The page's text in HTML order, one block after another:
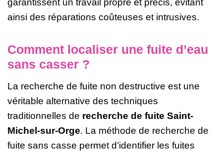
ainsi des réparations coûteuses et intrusives.
Comment localiser une fuite d’eau
sans casser ?
La recherche de fuite non destructive est une
véritable alternative des techniques
traditionnelles de recherche de fuite Saint-
Michel-sur-Orge. La méthode de recherche de
fuite sans casse permet d’identifier les fuites